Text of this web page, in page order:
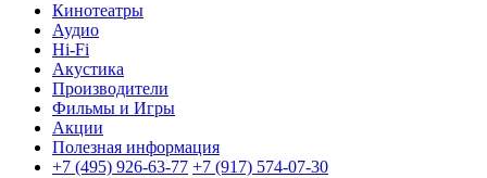
Кинотеатры
Аудио
Hi-Fi
Акустика
Производители
Фильмы и Игры
Акции
Полезная информация
+7 (495) 926-63-77 +7 (917) 574-07-30